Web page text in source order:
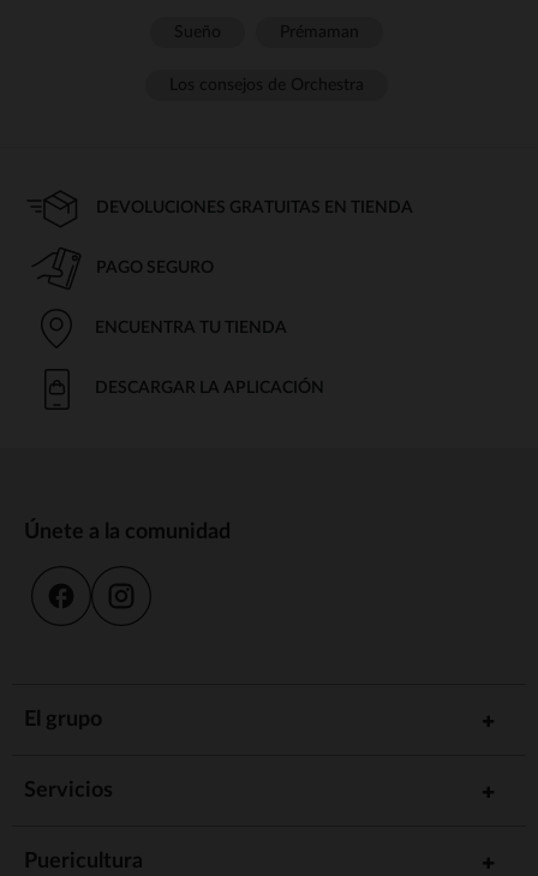
DEVOLUCIONES GRATUITAS EN TIENDA
PAGO SEGURO
ENCUENTRA TU TIENDA
DESCARGAR LA APLICACIÓN
Únete a la comunidad
El grupo
Servicios
Puericultura